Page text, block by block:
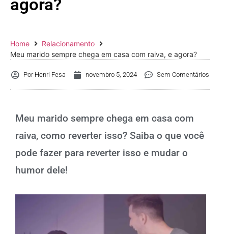
agora?
Home
Relacionamento
Meu marido sempre chega em casa com raiva, e agora?
PorHenri Fesa novembro 5, 2024 Sem Comentários
Meu marido sempre chega em casa com
raiva, como reverter isso? Saiba o que você
pode fazer para reverter isso e mudar o
humor dele!